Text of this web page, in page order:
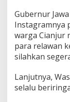
Gubernur
Instagramnya
warga Cianjur
para relawan
silahkan
Lanjutnya,
selalu